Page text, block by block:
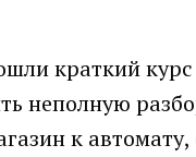
краткий
неполную
к